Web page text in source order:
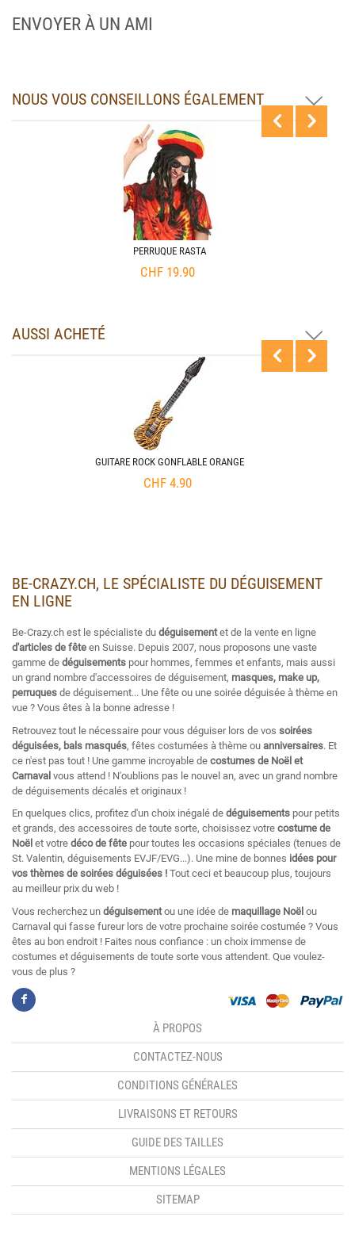
ENVOYER À UN AMI
NOUS VOUS CONSEILLONS ÉGALEMENT
PERRUQUE RASTA
CHF 19.90
AUSSI ACHETÉ
GUITARE ROCK GONFLABLE ORANGE
CHF 4.90
BE-CRAZY.CH, LE SPÉCIALISTE DU DÉGUISEMENT
EN LIGNE
Be-Crazy.ch est le spécialiste du déguisementet de la vente en ligne
d'articles de fête en Suisse. Depuis 2007, nous proposons une vaste
gamme de déguisements pour hommes, femmes et enfants, mais aussi
un grand nombre d'accessoires de déguisement, masques, make up,
perruques de déguisement... Une fête ou une soirée déguisée à thème en
vue ? Vous êtes à la bonne adresse !
Retrouvez tout le nécessaire pour vous déguiser lors de vos soirées
déguisées, bals masqués, fêtes costumées à thème ou anniversaires. Et
ce n'est pas tout ! Une gamme incroyable de costumes de Noël et
Carnaval vous attend ! N'oublions pas le nouvel an, avec un grand nombre
de déguisements décalés et originaux !
En quelques clics, profitez d'un choix inégalé de déguisements pour petits
et grands, des accessoires de toute sorte, choisissez votre costume de
Noël et votre déco de fête pour toutes les occasions spéciales (tenues de
St. Valentin, déguisements EVJF/EVG...). Une mine de bonnes idées pour
vos thèmes de soirées déguisées ! Tout ceci et beaucoup plus, toujours
au meilleur prix du web !
Vous recherchez un déguisementou une idée de maquillage Noël ou
Carnaval qui fasse fureur lors de votre prochaine soirée costumée ? Vous
êtes au bon endroit ! Faites nous confiance : un choix immense de
costumes et déguisements de toute sorte vous attendent. Que voulez-
vous de plus ?
À PROPOS
CONTACTEZ-NOUS
CONDITIONS GÉNÉRALES
LIVRAISONS ET RETOURS
GUIDE DES TAILLES
MENTIONS LÉGALES
SITEMAP